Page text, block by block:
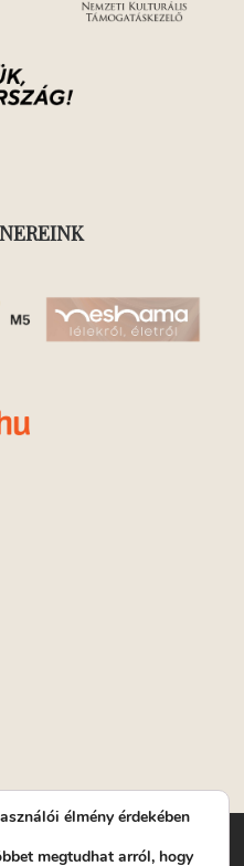
Nonprofit Kft. | Működési
élmény érdekében
megtudhat arról, hogy